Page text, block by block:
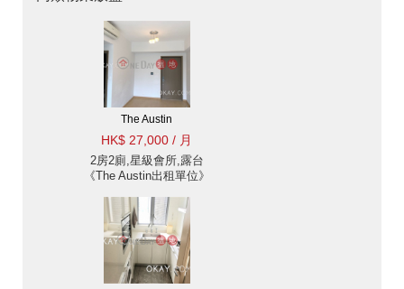
The Austin
HK$ 27,000 / 月
2房2廁,星級會所,露台
《The Austin出租單位》